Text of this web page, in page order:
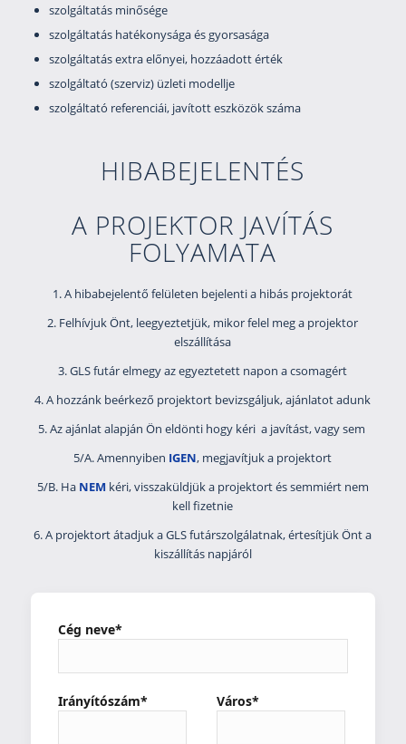
szolgáltatás minősége
szolgáltatás hatékonysága és gyorsasága
szolgáltatás extra előnyei, hozzáadott érték
szolgáltató (szerviz) üzleti modellje
szolgáltató referenciái, javított eszközök száma
HIBABEJELENTÉS
A PROJEKTOR JAVÍTÁS
FOLYAMATA
1. A hibabejelentő felületen bejelenti a hibás projektorát
2. Felhívjuk Önt, leegyeztetjük, mikor felel meg a projektor
elszállítása
3. GLS futár elmegy az egyeztetett napon a csomagért
4. A hozzánk beérkező projektort bevizsgáljuk, ajánlatot adunk
5. Az ajánlat alapján Ön eldönti hogy kéri a javítást, vagy sem
5/A. Amennyiben IGEN, megjavítjuk a projektort
5/B. Ha NEM kéri, visszaküldjük a projektort és semmiért nem
kell fizetnie
6. A projektort átadjuk a GLS futárszolgálatnak, értesítjük Önt a
kiszállítás napjáról
Cég neve*
Irányítószám* Város*